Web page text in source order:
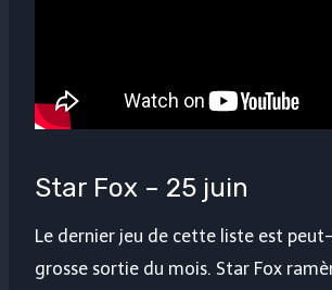
Star Fox – 25 juin
Le dernier jeu de cette liste est
grosse sortie du mois. Star Fox